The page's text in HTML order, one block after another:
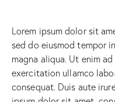
Lorem ipsum dolor sit
sed do eiusmod tempor
magna aliqua. Ut enim
exercitation ullamco
consequat. Duis aute